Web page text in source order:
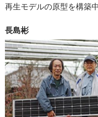
再生モデルの原型を構築
長島彬